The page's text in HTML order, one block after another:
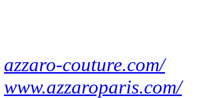
azzaro-couture.com/
www.azzaroparis.com/